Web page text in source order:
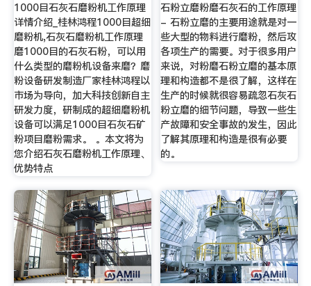
1000目石灰石磨粉机工作原理
详情介绍_桂林鸿程1000目超细
磨粉机,石灰石磨粉机工作原理
磨1000目的石灰石粉，可以用
什么类型的磨粉机设备来磨？磨
粉设备研发制造厂家桂林鸿程以
市场为导向，加大科技创新自主
研发力度，研制成的超细磨粉机
设备可以满足1000目石灰石矿
粉项目磨粉需求。 。本文将为
您介绍石灰石磨粉机工作原理、
优势特点
石粉立磨粉磨石灰石的工作原理
- 石粉立磨的主要用途就是对一
些大型的物料进行磨粉，然后攻
各项生产的需要。对于很多用户
来说，对粉磨石粉立磨的基本原
理和构造都不是很了解，这样在
生产的时候就很容易疏忽石灰石
粉立磨的细节问题，导致一些生
产故障和安全事故的发生，因此
了解其原理和构造是很有必要
的。